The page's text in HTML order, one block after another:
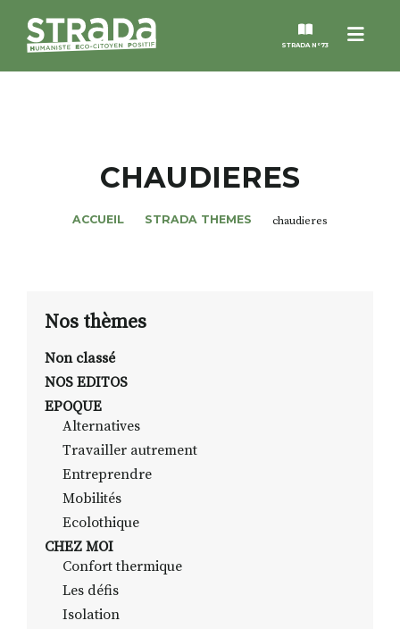
Menu
STRADA N°73
MAGAZINES
NOS THÈMES
ALTER STRADA
ROSÉE DE MAI
RECHERCHER
CHAUDIERES
ACCUEIL STRADA THEMES chaudieres
Nos thèmes
Non classé
NOS EDITOS
EPOQUE
Alternatives
Travailler autrement
Entreprendre
Mobilités
Ecolothique
CHEZ MOI
Confort thermique
Les défis
Isolation